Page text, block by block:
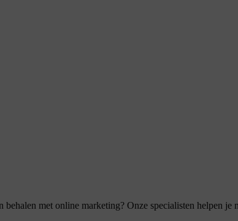
behalen met online marketing? Onze specialisten helpen